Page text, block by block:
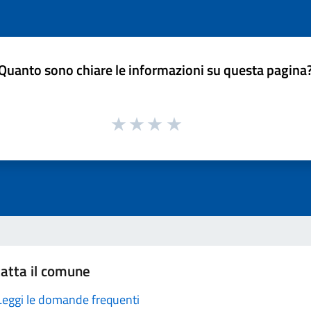
sono chiare le informazioni su questa
il comune
le domande frequenti